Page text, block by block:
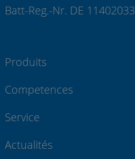
Batt-Reg.-Nr. DE 11402033
Produits
Competences
Service
Actualités